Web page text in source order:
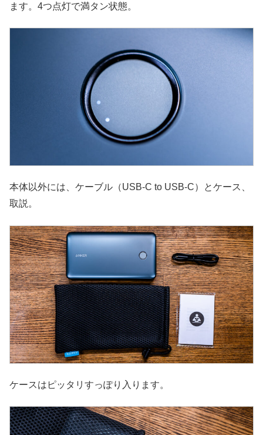
ます。4つ点灯で満タン状態。
本体以外には、ケーブル（USB-C to USB-C）とケース、
取説。
ケースはピッタリすっぽり入ります。